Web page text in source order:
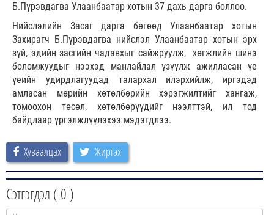
Б.Пүрэвдагва Улаанбаатар хотын 37 дахь дарга боллоо.
Нийслэлийн Засаг дарга бөгөөд Улаанбаатар хотын
Захирагч Б.Пүрэвдагва нийслэл Улаанбаатар хотын эрх
зүй, эдийн засгийн чадавхыг сайжруулж, хөгжлийн шинэ
боломжуудыг нээхэд манлайлал үзүүлж ажилласан үе
үеийн удирдлагуудад талархал илэрхийлж, иргэдэд
амласан мөрийн хөтөлбөрийн хэрэгжилтийг хангаж,
томоохон төсөл, хөтөлбөрүүдийг нээлттэй, ил тод
байдлаар үргэлжлүүлэхээ мэдэгдлээ.
Хуваалцах Жиргэх
Сэтгэгдэл ( 0 )